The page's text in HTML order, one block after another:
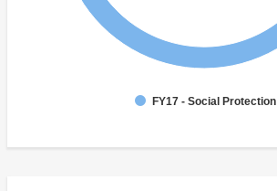
FY17 - Social Protection